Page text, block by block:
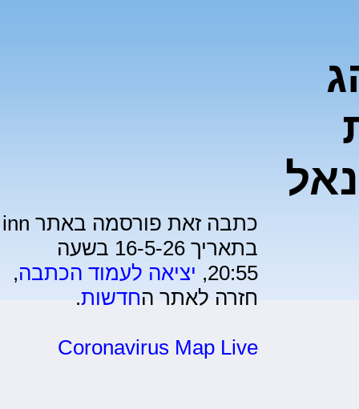
כתבה זאת פורסמה באתר inn
בתאריך 16-5-26 בשעה
20:55, יציאה לעמוד הכתבה,
חזרה לאתר החדשות.
Coronavirus Map Live